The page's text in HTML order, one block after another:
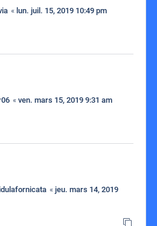
« lun. juil. 15, 2019 10:49 pm
« ven. mars 15, 2019 9:31 am
« jeu. mars 14, 2019